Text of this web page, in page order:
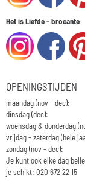
Het is Liefde - brocante
OPENINGSTIJDEN
maandag (nov - dec):
dinsdag (dec):
woensdag & donderdag
vrijdag - zaterdag (hele
zondag (nov - dec):
Je kunt ook elke dag
je schikt: 020 672 22 15